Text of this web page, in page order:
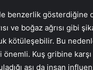
benzerlik gösterdiğine
ve boğaz ağrısı gibi
kötüleşebilir. Bu
Kuş gribine
aşı da insan